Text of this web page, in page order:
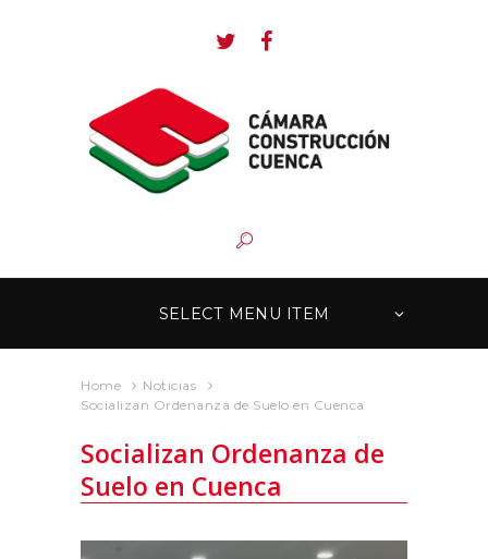
SELECT MENU ITEM
Home
Noticias
Socializan Ordenanza de Suelo en Cuenca
Socializan Ordenanza de
Suelo en Cuenca